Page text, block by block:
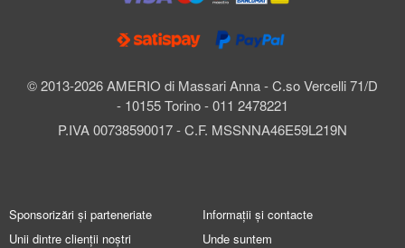
© 2013-2026 AMERIO di Massari Anna - C.so Vercelli 71/D
- 10155 Torino - 011 2478221
P.IVA 00738590017 - C.F. MSSNNA46E59L219N
Sponsorizări și parteneriate
Unii dintre clienții noștri
Informații și contacte
Unde suntem